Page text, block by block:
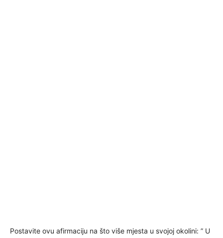
Postavite ovu afirmaciju na što više mjesta u svojoj okolini: ” U